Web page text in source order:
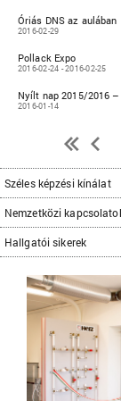
Óriás DNS az aulában
2016-02-29
Pollack Expo
2016-02-24 - 2016-02-25
Nyílt nap 2015/2016
2016-01-14
Széles képzési kínálat
Nemzetközi
Hallgatói sikerek